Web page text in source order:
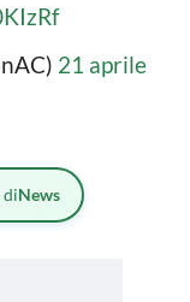
21 aprile
diNews